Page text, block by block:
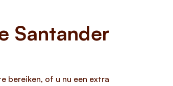
Santander
bereiken, of u nu een extra